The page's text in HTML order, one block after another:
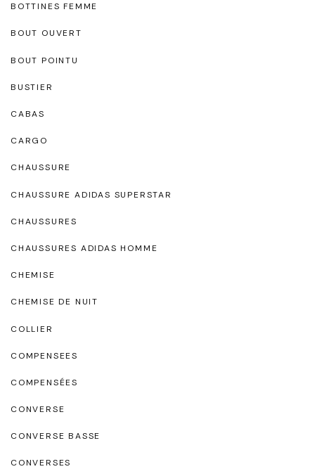
BOTTINES FEMME
BOUT OUVERT
BOUT POINTU
BUSTIER
CABAS
CARGO
CHAUSSURE
CHAUSSURE ADIDAS SUPERSTAR
CHAUSSURES
CHAUSSURES ADIDAS HOMME
CHEMISE
CHEMISE DE NUIT
COLLIER
COMPENSEES
COMPENSÉES
CONVERSE
CONVERSE BASSE
CONVERSES